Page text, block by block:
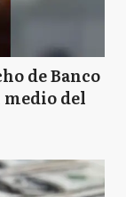
de Banco
medio del